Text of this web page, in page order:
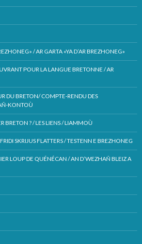
/ AR GARTA «YA D’AR BREZHONEG»
POUR LA LANGUE BRETONNE / AR
DU BRETON/ COMPTE-RENDU DES
KONTOÙ
BRETON ? / LES LIENS / LIAMMOÙ
SKRIJUS FLATTERS / TESTENN E BREZHONEG
LOUP DE QUÉNÉCAN / AN D’WEZHAÑ BLEIZ A